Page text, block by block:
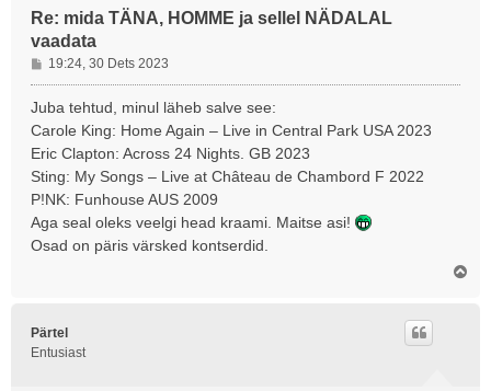
Re: mida TÄNA, HOMME ja sellel NÄDALAL
vaadata
P
o
s
t
u
s
19:24, 30 Dets 2023
Juba tehtud, minul läheb salve see:
Carole King: Home Again – Live in Central Park USA 2023
Eric Clapton: Across 24 Nights. GB 2023
Sting: My Songs – Live at Château de Chambord F 2022
P!NK: Funhouse AUS 2009
Aga seal oleks veelgi head kraami. Maitse asi!
Osad on päris värsked kontserdid.
Pärtel
Entusiast